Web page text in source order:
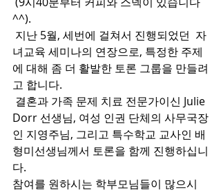
^^).
녀교육 세미나의 연장으로, 특정한 주제
에 대해 좀 더 활발한 토론 그룹을 만들려
고 합니다.
Dorr 선생님, 여성 인권 단체의 사무국장
인 지영주님, 그리고 특수학교 교사인 배
형미선생님께서 토론을 함께 진행하십니
다.
참여를 원하시는 학부모님들이 많으시